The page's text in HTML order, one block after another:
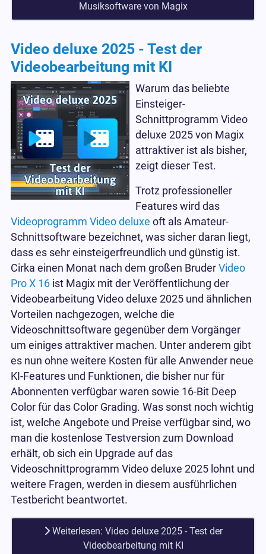
Musiksoftware von Magix
Video deluxe 2025 - Test der
Videobearbeitung mit KI
Warum das beliebte
Einsteiger-
Schnittprogramm Video
deluxe 2025 von Magix
attraktiver ist als bisher,
zeigt dieser Test.
Trotz professioneller
Features wird das
Videoprogramm Video deluxe oft als Amateur-
Schnittsoftware bezeichnet, was sicher daran liegt,
dass es sehr einsteigerfreundlich und günstig ist.
Cirka einen Monat nach dem großen Bruder Video
Pro X 16ist Magix mit der Veröffentlichung der
Videobearbeitung Video deluxe 2025 und ähnlichen
Vorteilen nachgezogen, welche die
Videoschnittsoftware gegenüber dem Vorgänger
um einiges attraktiver machen. Unter anderem gibt
es nun ohne weitere Kosten für alle Anwender neue
KI-Features und Funktionen, die bisher nur für
Abonnenten verfügbar waren sowie 16-Bit Deep
Color für das Color Grading. Was sonst noch wichtig
ist, welche Angebote und Preise verfügbar sind, wo
man die kostenlose Testversion zum Download
erhält, ob sich ein Upgrade auf das
Videoschnittprogramm Video deluxe 2025 lohnt und
weitere Fragen, werden in diesem ausführlichen
Testbericht beantwortet.
Weiterlesen: Video deluxe 2025 - Test der
Videobearbeitung mit KI